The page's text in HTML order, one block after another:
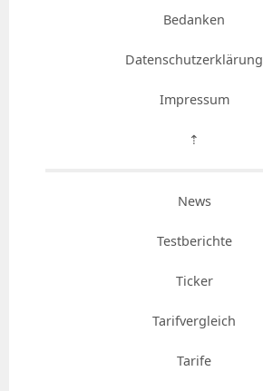
Bedanken
Datenschutzerklärung
Impressum
⇡
News
Testberichte
Ticker
Tarifvergleich
Tarife